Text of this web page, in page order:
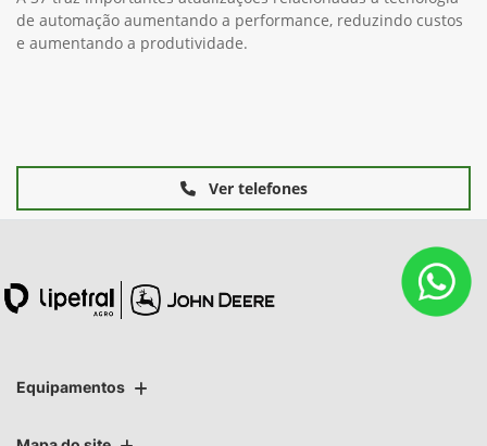
de automação aumentando a performance, reduzindo custos
e aumentando a produtividade.
Ver telefones
Equipamentos